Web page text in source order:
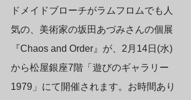
ドメイドブローチがラムフロムでも人
気の、美術家の坂田あづみさんの個展
『Chaos and Order』が、 2月14日(水)
から松屋銀座7階「遊びのギャラリー
1979」 にて開催されます。お時間あり